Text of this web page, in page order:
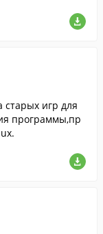
старых игр для
программы,пр